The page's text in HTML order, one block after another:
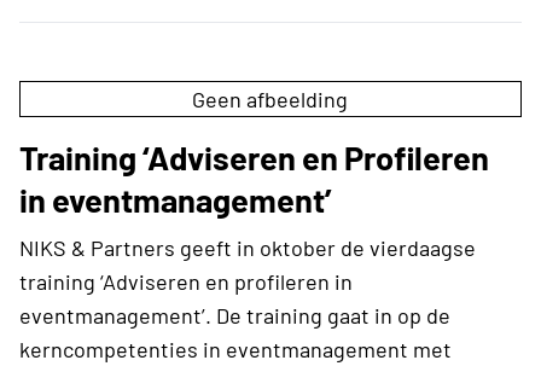
Geen afbeelding
Training ‘Adviseren en Profileren
in eventmanagement’
NIKS & Partners geeft in oktober de vierdaagse
training ‘Adviseren en profileren in
eventmanagement’. De training gaat in op de
kerncompetenties in eventmanagement met